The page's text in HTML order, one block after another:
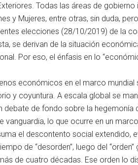
Todas las áreas de gobierno
y Mujeres, entre otras, sin duda,
elecciones (28/10/2019) de la
se derivan de la situación
Por eso, el énfasis en lo
económicos en el marco mundial
y coyuntura. A escala global se
debate de fondo sobre la
vanguardia, lo que ocurre en un
el descontento social extendido,
de “desorden”, luego del
de cuatro décadas. Ese orden lo